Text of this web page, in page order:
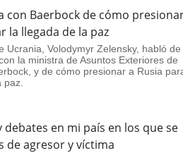
con Baerbock de cómo
la llegada de la paz
Ucrania, Volodymyr Zelensky, habló de
la ministra de Asuntos Exteriores de
y de cómo presionar a Rusia
debates en mi país en los que se
de agresor y víctima